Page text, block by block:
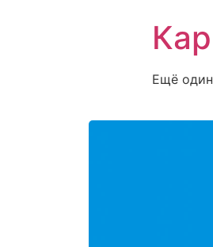
Ещё